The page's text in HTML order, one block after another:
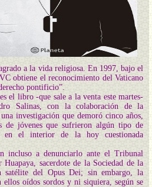
a la vida religiosa. En 1997, bajo el
obtiene el reconocimiento del Vaticano
pontificio”.
el libro -que sale a la venta este martes-
Salinas, con la colaboración de la
investigación que demoró cinco años,
de jóvenes que sufrieron algún tipo de
en el interior de la hoy cuestionada
incluso a denunciarlo ante el Tribunal
sacerdote de la Sociedad de la
satélite del Opus Dei; sin embargo, la
ellos oídos sordos y ni siquiera, según se